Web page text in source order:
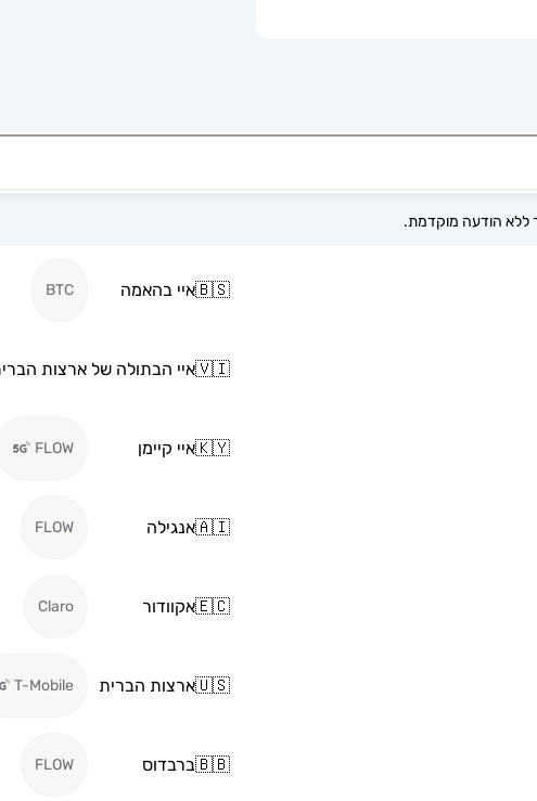
🇧🇸איי בהאמה BTC
🇻🇮איי הבתולה של ארצות
🇰🇾איי קיימן FLOW
🇦🇮אנגילה FLOW
🇪🇨אקוודור Claro
🇺🇸ארצות הברית T-Mobile
🇧🇧ברבדוס FLOW